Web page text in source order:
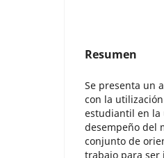
Resumen
Se presenta un
con la
estudiantil en la
desempeño del
conjunto de
trabajo para ser